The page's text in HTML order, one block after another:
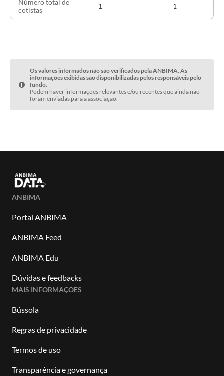
Número total de
cotistas
1 1
Os valores informados não são verificados pela ANBIMA. As
informações exibidas são disponibilizadas pelos responsáveis pelo
fundo.
Podem haver informações relevantes e/ou recentes que ainda não
foram enviadas para a associação.
ANBIMA
Portal ANBIMA
ANBIMA Feed
ANBIMA Edu
Dúvidas e feedbacks
MAIS INFORMAÇÕES
Bússola
Regras de privacidade
Termos de uso
Transparência e governança